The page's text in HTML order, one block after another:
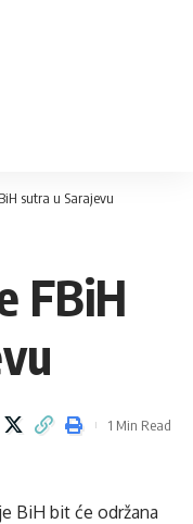
sutra u Sarajevu
FBiH
1 Min Read
BiH bit će održana